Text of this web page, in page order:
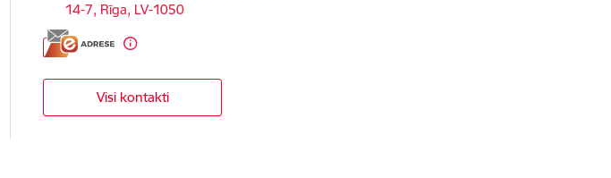
14-7, Rīga, LV-1050
Visi kontakti